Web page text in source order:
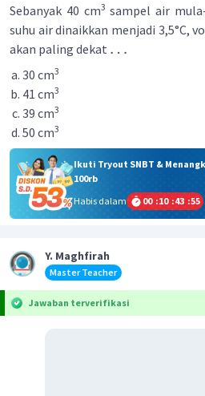
Sebanyak 40 cm3 sampel air
suhu air dinaikkan menjadi 3,5°C,
akan paling dekat …
30 cm3
41 cm3
39 cm3
50 cm3
Ikuti Tryout SNBT &
100rb
Habis dalam
00 :10 :43 :55
Y. Maghfirah
Master Teacher
Jawaban terverifikasi